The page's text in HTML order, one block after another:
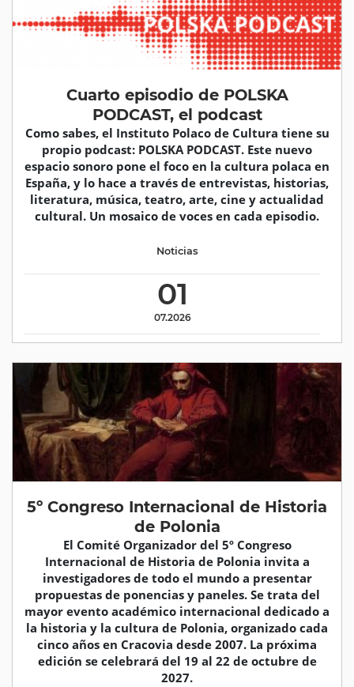
Cuarto episodio de POLSKA
PODCAST, el podcast
Como sabes, el Instituto Polaco de Cultura tiene su
propio podcast: POLSKA PODCAST. Este nuevo
espacio sonoro pone el foco en la cultura polaca en
España, y lo hace a través de entrevistas, historias,
literatura, música, teatro, arte, cine y actualidad
cultural. Un mosaico de voces en cada episodio.
01
07.2026
Noticias
5º Congreso Internacional de Historia
de Polonia
El Comité Organizador del 5º Congreso
Internacional de Historia de Polonia invita a
investigadores de todo el mundo a presentar
propuestas de ponencias y paneles. Se trata del
mayor evento académico internacional dedicado a
la historia y la cultura de Polonia, organizado cada
cinco años en Cracovia desde 2007. La próxima
edición se celebrará del 19 al 22 de octubre de
2027.